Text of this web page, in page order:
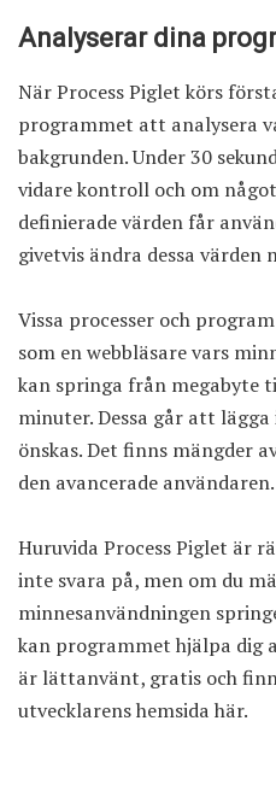
Analyserar dina
NärProcess Piglet körs
programmet att analysera
bakgrunden. Under 30
vidare kontroll och om
definierade värden får
givetvis ändra dessa värden
Vissa processer och
som en webbläsare vars
kan springa från megabyte
minuter. Dessa går att
önskas. Det finns mängder
den avancerade användaren.
Huruvida Process Piglet är
inte svara på, men om du
minnesanvändningen
kan programmet hjälpa dig
är lättanvänt, gratis och
utvecklarens hemsida här.